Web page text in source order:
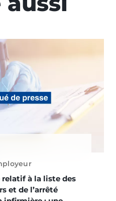
relatif à la liste des
et de l’arrêté